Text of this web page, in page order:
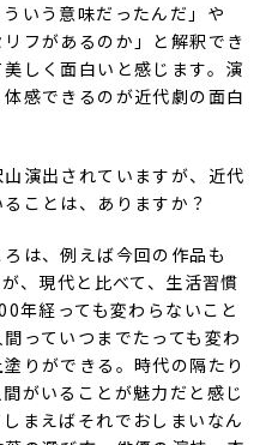
いう意味だったんだ」や
フがあるのか」と解釈でき
しく面白いと感じます。演
感できるのが近代劇の面白
演出されていますが、近代
ことは、ありますか？
は、例えば今回の作品も
、現代と比べて、生活習慣
年経っても変わらないこと
っていつまでたっても変わ
りができる。時代の隔たり
がいることが魅力だと感じ
まえばそれでおしまいなん